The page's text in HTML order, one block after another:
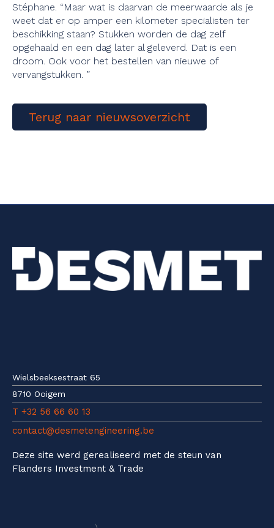
Stéphane. “Maar wat is daarvan de meerwaarde als je
weet dat er op amper een kilometer specialisten ter
beschikking staan? Stukken worden de dag zelf
opgehaald en een dag later al geleverd. Dat is een
droom. Ook voor het bestellen van nieuwe of
vervangstukken. ”
Terug naar nieuwsoverzicht
Wielsbeeksestraat 65
8710 Ooigem
T +32 56 66 60 13
contact@desmetengineering.be
Deze site werd gerealiseerd met de steun van
Flanders Investment & Trade